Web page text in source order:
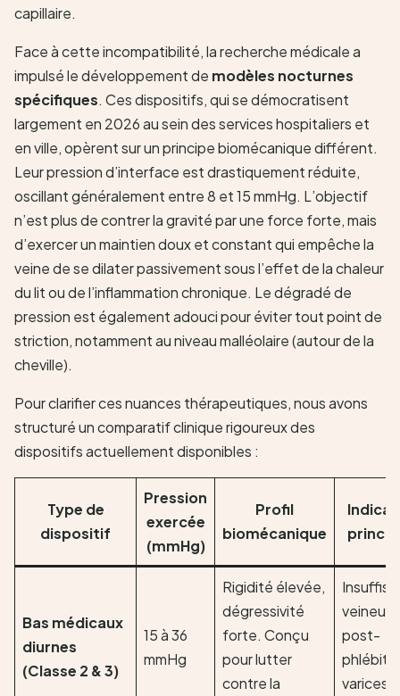
capillaire.
Face à cette incompatibilité, la recherche médicale a
impulsé le développement de modèles nocturnes
spécifiques. Ces dispositifs, qui se démocratisent
largement en 2026 au sein des services hospitaliers et
en ville, opèrent sur un principe biomécanique différent.
Leur pression d’interface est drastiquement réduite,
oscillant généralement entre 8 et 15 mmHg. L’objectif
n’est plus de contrer la gravité par une force forte, mais
d’exercer un maintien doux et constant qui empêche la
veine de se dilater passivement sous l’effet de la chaleur
du lit ou de l’inflammation chronique. Le dégradé de
pression est également adouci pour éviter tout point de
striction, notamment au niveau malléolaire (autour de la
cheville).
Pour clarifier ces nuances thérapeutiques, nous avons
structuré un comparatif clinique rigoureux des
dispositifs actuellement disponibles :
Type de
dispositif
Pression
exercée
(mmHg)
Profil
biomécanique
Bas médicaux
diurnes
(Classe 2 & 3)
15 à 36
mmHg
Rigidité élevée,
dégressivité
forte. Conçu
pour lutter
contre la
post-
phlébite,
varices